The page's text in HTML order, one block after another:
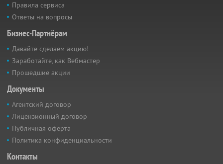
Правила сервиса
Ответы на вопросы
Бизнес-Партнёрам
Давайте сделаем акцию!
Заработайте, как Вебмастер
Прошедшие акции
Документы
Агентский договор
Лицензионный договор
Публичная оферта
Политика конфиденциальности
Контакты